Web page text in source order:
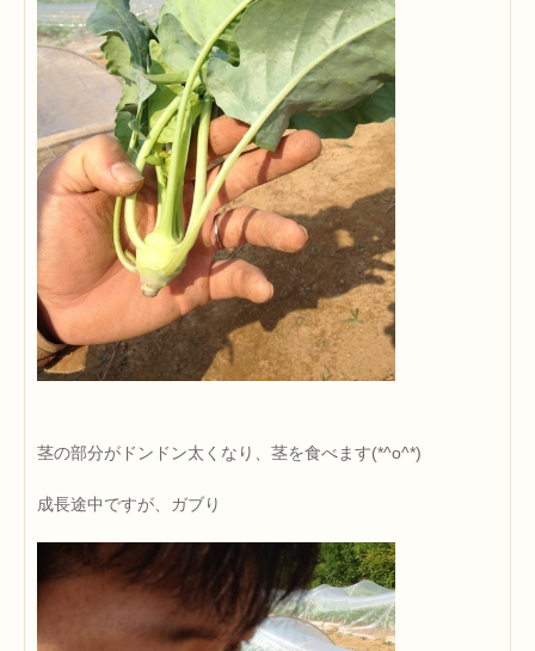
茎の部分がドンドン太くなり、茎を食べます(*^o^*)
成長途中ですが、ガブり